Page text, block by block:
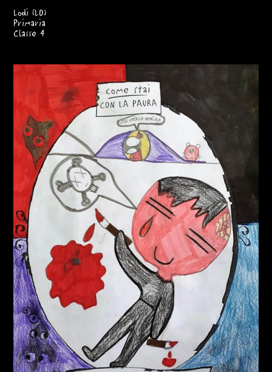
Lodi (LO)
Primaria
Classe 4